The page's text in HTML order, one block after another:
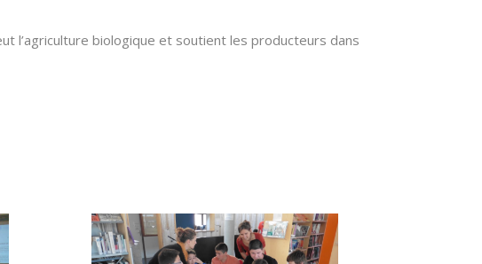
l’agriculture biologique et soutient les producteurs dans